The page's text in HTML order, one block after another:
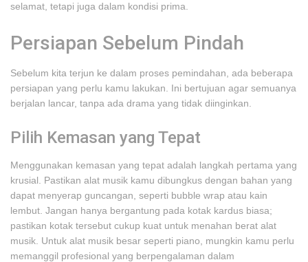
selamat, tetapi juga dalam kondisi prima.
Persiapan Sebelum Pindah
Sebelum kita terjun ke dalam proses pemindahan, ada beberapa
persiapan yang perlu kamu lakukan. Ini bertujuan agar semuanya
berjalan lancar, tanpa ada drama yang tidak diinginkan.
Pilih Kemasan yang Tepat
Menggunakan kemasan yang tepat adalah langkah pertama yang
krusial. Pastikan alat musik kamu dibungkus dengan bahan yang
dapat menyerap guncangan, seperti bubble wrap atau kain
lembut. Jangan hanya bergantung pada kotak kardus biasa;
pastikan kotak tersebut cukup kuat untuk menahan berat alat
musik. Untuk alat musik besar seperti piano, mungkin kamu perlu
memanggil profesional yang berpengalaman dalam